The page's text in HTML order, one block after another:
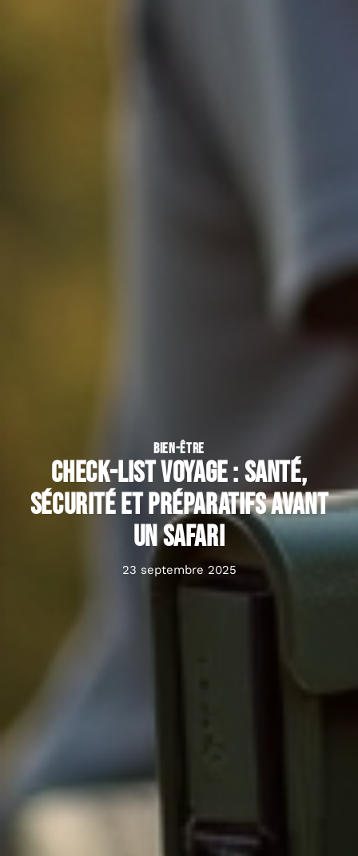
BIEN-ÊTRE
Check-list voyage : santé,
sécurité et préparatifs avant
un safari
23 septembre 2025